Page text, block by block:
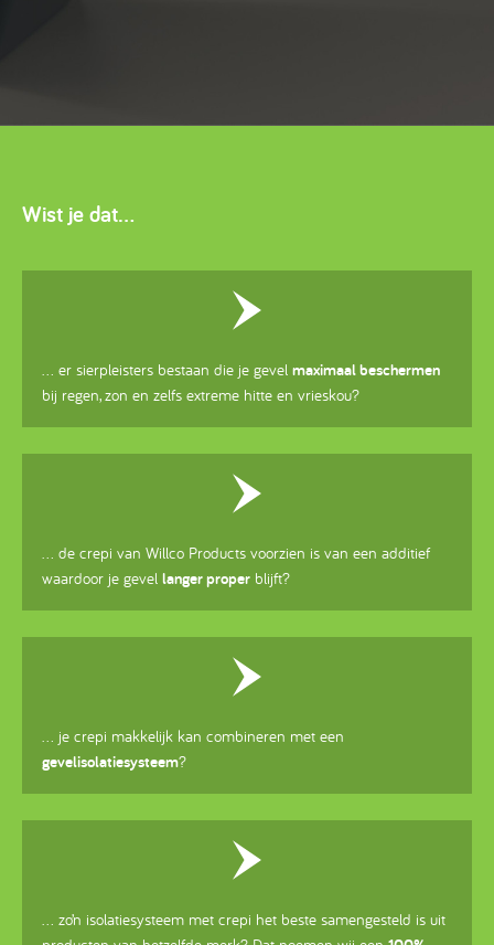
Wist je dat...
... er sierpleisters bestaan die je gevel maximaal beschermen
bij regen, zon en zelfs extreme hitte en vrieskou?
... de crepi van Willco Products voorzien is van een additief
waardoor je gevel langer proper blijft?
... je crepi makkelijk kan combineren met een
gevelisolatiesysteem?
... zo’n isolatiesysteem met crepi het beste samengesteld is uit